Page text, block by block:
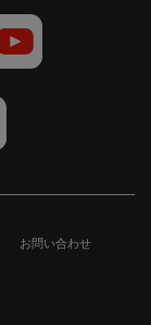
お問い合わせ